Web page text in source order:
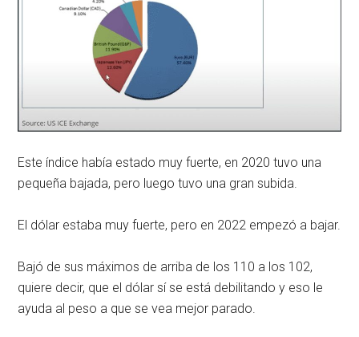
Este índice había estado muy fuerte, en 2020 tuvo una
pequeña bajada, pero luego tuvo una gran subida.
El dólar estaba muy fuerte, pero en 2022 empezó a bajar.
Bajó de sus máximos de arriba de los 110 a los 102,
quiere decir, que el dólar sí se está debilitando y eso le
ayuda al peso a que se vea mejor parado.